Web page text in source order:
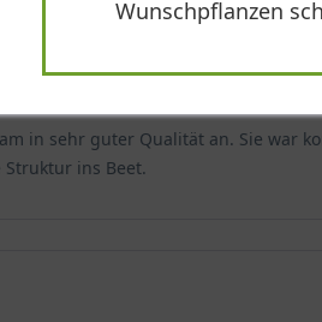
in sehr guter Qualität an. Sie war
ins Beet.
Wunschpflanzen